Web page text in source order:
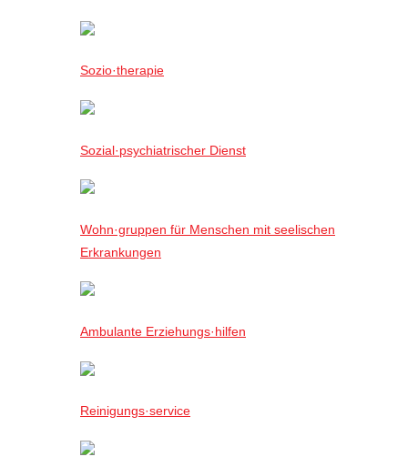
Sozio·therapie
Sozial·psychiatrischer Dienst
Wohn·gruppen für Menschen mit seelischen
Erkrankungen
Ambulante Erziehungs·hilfen
Reinigungs·service